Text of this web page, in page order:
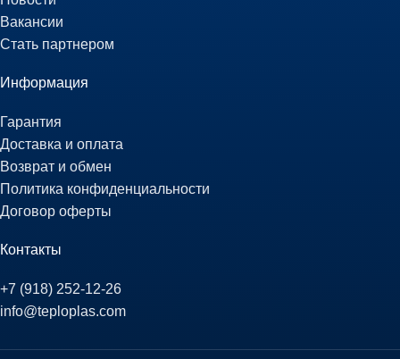
Вакансии
Стать партнером
Информация
Гарантия
Доставка и оплата
Возврат и обмен
Политика конфиденциальности
Договор оферты
Контакты
+7 (918) 252-12-26
info@teploplas.com